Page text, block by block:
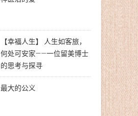
【幸福人生】 人生如客旅，
何处可安家——一位留美博士
的思考与探寻
最大的公义